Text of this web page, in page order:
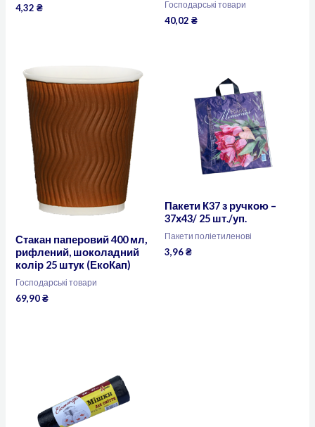
4,32₴ Господарські товари
40,02 ₴
Стакан паперовий 400 мл,
рифлений, шоколадний
колір 25 штук (ЕкоКап)
Господарські товари
69,90₴
Пакети К37 з ручкою –
37х43/ 25 шт./уп.
Пакети поліетиленові
3,96₴